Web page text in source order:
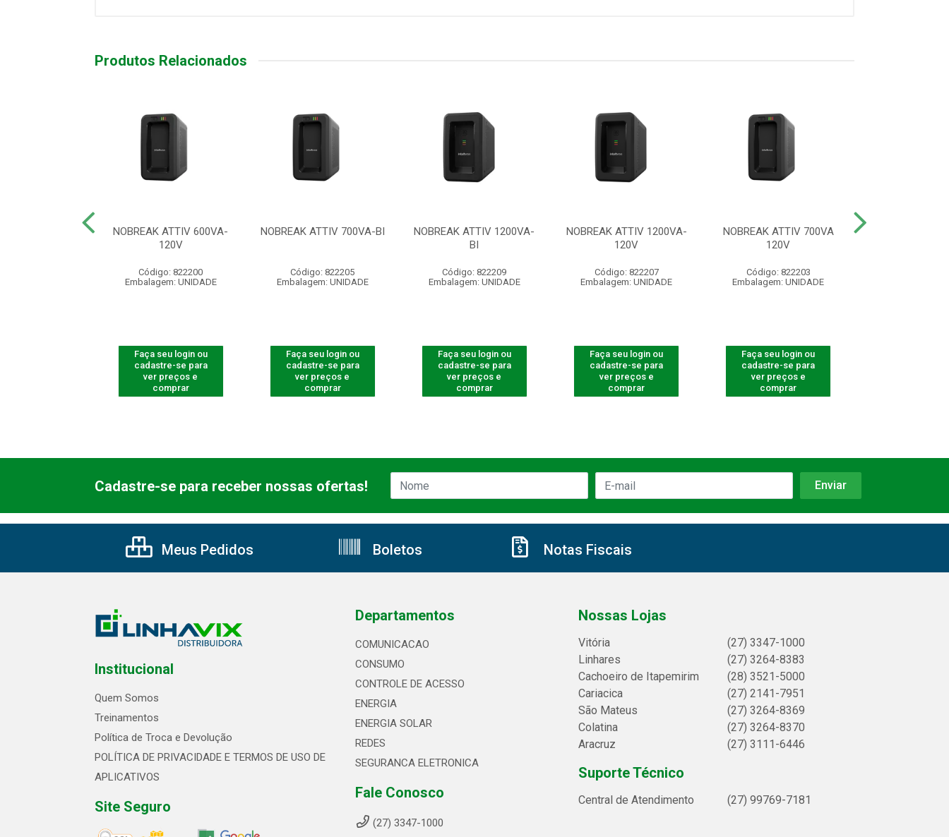
Produtos Relacionados
NOBREAK ATTIV 600VA-
120V
Código: 822200
Embalagem: UNIDADE
Faça seu login ou
cadastre-se para
ver preços e
comprar
NOBREAK ATTIV 700VA-BI
Código: 822205
Embalagem: UNIDADE
Faça seu login ou
cadastre-se para
ver preços e
comprar
NOBREAK ATTIV 1200VA-
BI
Código: 822209
Embalagem: UNIDADE
Faça seu login ou
cadastre-se para
ver preços e
comprar
NOBREAK ATTIV 1200VA-
120V
Código: 822207
Embalagem: UNIDADE
Faça seu login ou
cadastre-se para
ver preços e
comprar
NOBREAK ATTIV 700VA
120V
Código: 822203
Embalagem: UNIDADE
Faça seu login ou
cadastre-se para
ver preços e
comprar
Cadastre-se para receber nossas ofertas!
Meus Pedidos Boletos Notas Fiscais
Institucional
Quem Somos
Treinamentos
Política de Troca e Devolução
POLÍTICA DE PRIVACIDADE E TERMOS DE USO DE
APLICATIVOS
Site Seguro
Departamentos
COMUNICACAO
CONSUMO
CONTROLE DE ACESSO
ENERGIA
ENERGIA SOLAR
REDES
SEGURANCA ELETRONICA
Fale Conosco
(27) 3347-1000
Nossas Lojas
Vitória
(27) 3347-1000
Linhares
(27) 3264-8383
Cachoeiro de Itapemirim
(28) 3521-5000
Cariacica
(27) 2141-7951
São Mateus
(27) 3264-8369
Colatina
(27) 3264-8370
Aracruz
(27) 3111-6446
Suporte Técnico
Central de Atendimento (27) 99769-7181